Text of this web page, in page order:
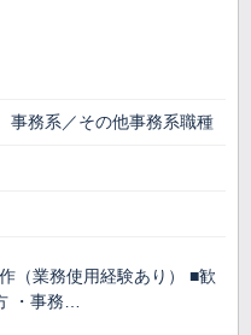
事務系／その他事務系職種
（業務使用経験あり） ■歓
・事務…